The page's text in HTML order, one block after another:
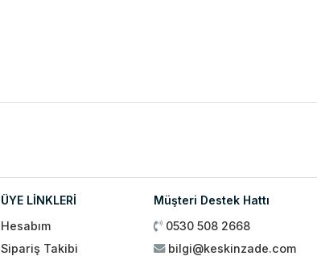
ÜYE LİNKLERİ
Hesabım
Sipariş Takibi
Müşteri Destek Hattı
0530 508 2668
bilgi@keskinzade.com